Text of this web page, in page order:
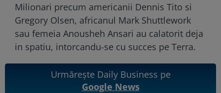
Milionari precum americanii Dennis Tito si
Gregory Olsen, africanul Mark Shuttlework
sau femeia Anousheh Ansari au calatorit deja
in spatiu, intorcandu-se cu succes pe Terra.
Urmărește Daily Business pe
Google News